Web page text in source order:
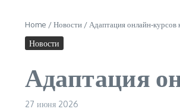
Home /Новости / Адаптация онлайн‑курсов
Новости
Адаптация
27 июня 2026